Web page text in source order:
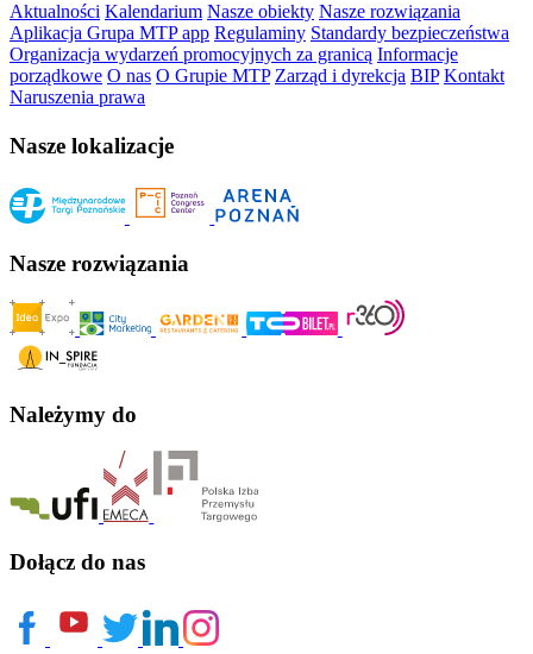
Aktualności Kalendarium Nasze obiekty Nasze rozwiązania
Aplikacja Grupa MTP app Regulaminy Standardy bezpieczeństwa
Organizacja wydarzeń promocyjnych za granicą Informacje
porządkowe O nas O Grupie MTP Zarząd i dyrekcja BIP Kontakt
Naruszenia prawa
Nasze lokalizacje
Nasze rozwiązania
Należymy do
Dołącz do nas